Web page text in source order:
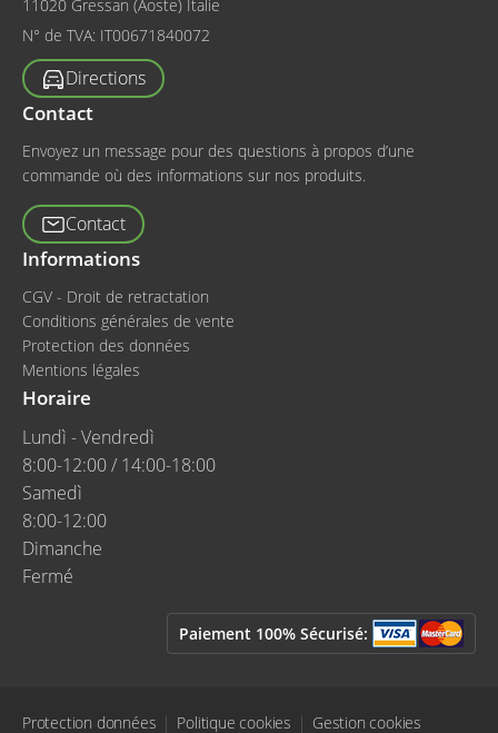
11020 Gressan (Aoste) Italie
N° de TVA: IT00671840072
Directions
Contact
Envoyez un message pour des questions à propos d’une
commande où des informations sur nos produits.
Contact
Informations
CGV - Droit de retractation
Conditions générales de vente
Protection des données
Mentions légales
Horaire
Lundì - Vendredì
8:00-12:00 / 14:00-18:00
Samedì
8:00-12:00
Dimanche
Fermé
Paiement 100% Sécurisé:
Protection données Politique cookies Gestion cookies